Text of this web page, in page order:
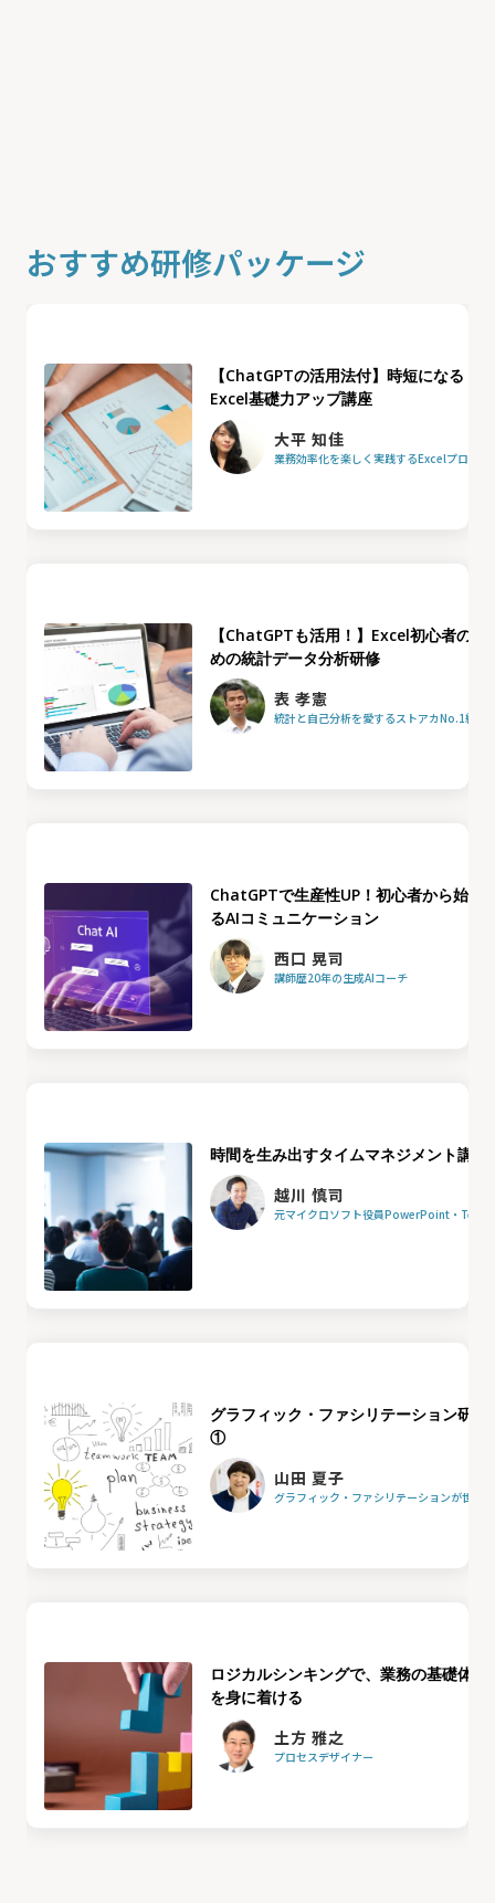
おすすめ研修パッケージ
【ChatGPTの活用法付】時短になる
Excel基礎力アップ講座
大平 知佳
業務効率化を楽しく実践するExcelプロフェ
【ChatGPTも活用！】Excel初心者のた
めの統計データ分析研修
表 孝憲
統計と自己分析を愛するストアカNo.1統計
ChatGPTで生産性UP！初心者から始め
るAIコミュニケーション
西口 晃司
講師歴20年の生成AIコーチ
時間を生み出すタイムマネジメント講座
越川 慎司
元マイクロソフト役員PowerPoint・
グラフィック・ファシリテーション研修
①
山田 夏子
グラフィック・ファシリテーションが世界
ロジカルシンキングで、業務の基礎体力
を身に着ける
土方 雅之
プロセスデザイナー